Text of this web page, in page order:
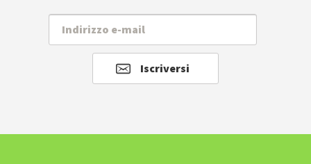
Iscriversi